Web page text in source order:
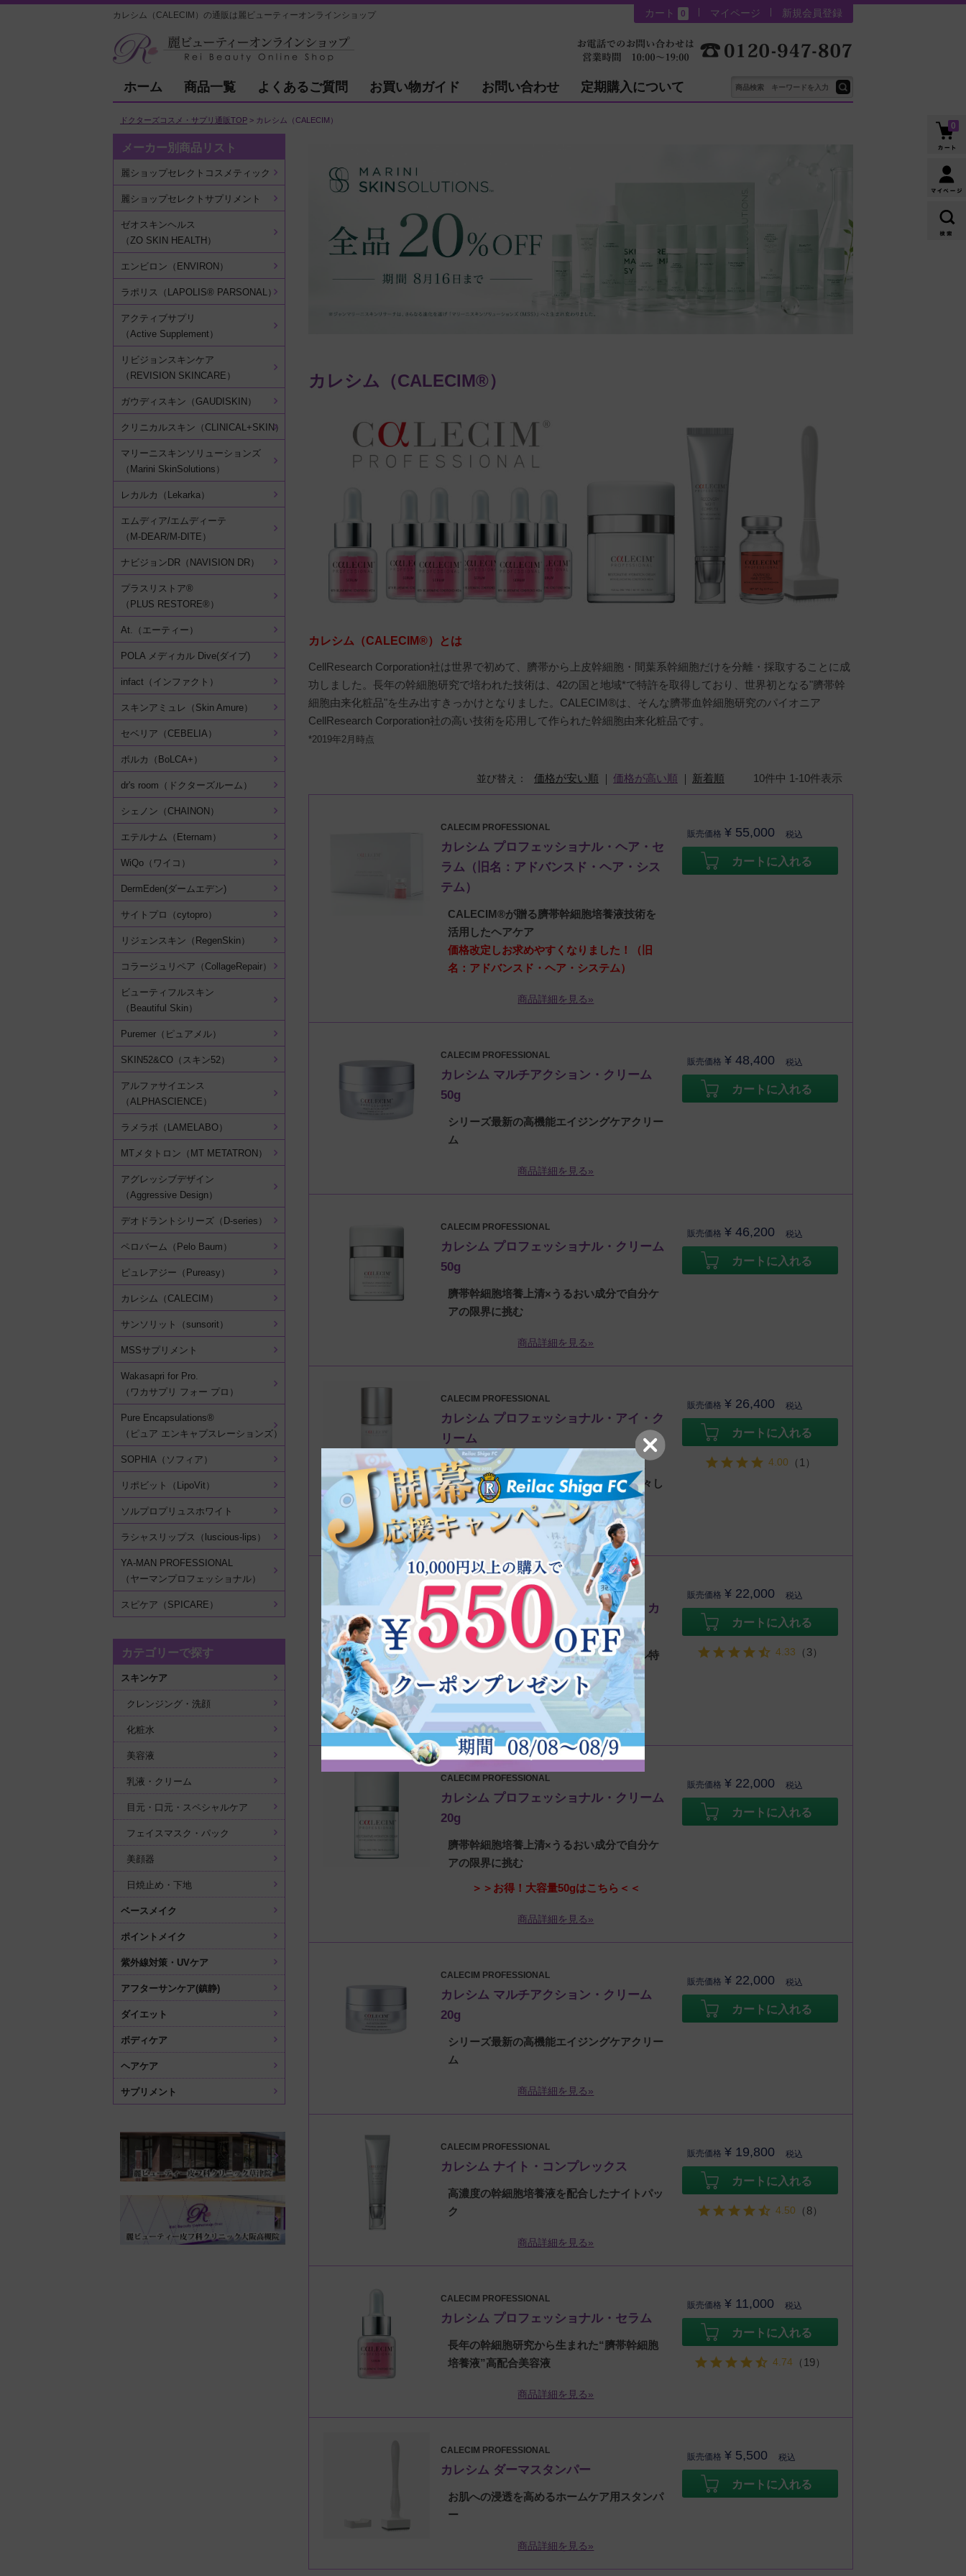
カレシム（CALECIM）の通販は麗ビューティーオンラインショップ カート 0 マイページ 新規会員登録
ホーム 商品一覧 よくあるご質問 お買い物ガイド お問い合わせ 定期購入について
ドクターズコスメ・サプリ通販TOP カレシム（CALECIM）
カレシム（CALECIM®）
カレシム（CALECIM®）とは
CellResearch Corporation社は世界で初めて、臍帯から上皮幹細胞・間葉系幹細胞だけを分離・採取することに成
功しました。長年の幹細胞研究で培われた技術は、42の国と地域*で特許を取得しており、世界初となる"臍帯幹
細胞由来化粧品"を生み出すきっかけとなりました。CALECIM®は、そんな臍帯血幹細胞研究のパイオニア
CellResearch Corporation社の高い技術を応用して作られた幹細胞由来化粧品です。
*2019年2月時点
並び替え 価格が安い順 価格が高い順 新着順 10件中 1 -10件表示
CALECIM PROFESSIONAL
カレシム プロフェッショナル・ヘア・セ
ラム（旧名：アドバンスド・ヘア・シス
テム）
CALECIM®が贈る臍帯幹細胞培養液技術を
活用したヘアケア
価格改定しお求めやすくなりました！（旧
名：アドバンスド・ヘア・システム）
商品詳細を見る»
販売価格 ¥ 55,000 税込
カートに入れる
CALECIM PROFESSIONAL
カレシム マルチアクション・クリーム
50g
シリーズ最新の高機能エイジングケアクリー
ム
商品詳細を見る»
販売価格 ¥ 48,400 税込
カートに入れる
CALECIM PROFESSIONAL
カレシム プロフェッショナル・クリーム
50g
臍帯幹細胞培養上清×うるおい成分で自分ケ
アの限界に挑む
商品詳細を見る»
販売価格 ¥ 46,200 税込
カートに入れる
CALECIM PROFESSIONAL
カレシム プロフェッショナル・アイ・ク
リーム
CALECIM®待望のポイントケアアイテム
臍帯幹細胞培養上清のチカラで明るく若々し
い目元へ
商品詳細を見る»
販売価格 ¥ 26,400 税込
カートに入れる
4.00 （1）
CALECIM PROFESSIONAL
【数量限定】カレシム アフターUV リカ
バリーセット
CALECIMのスキンケア製品のミニボトル特
典付きのお得なセット
容量換算で約14,674円(税込)お得！
商品詳細を見る»
販売価格 ¥ 22,000 税込
カートに入れる
4.33 （3）
CALECIM PROFESSIONAL
カレシム プロフェッショナル・クリーム
20g
臍帯幹細胞培養上清×うるおい成分で自分ケ
アの限界に挑む
＞＞お得！大容量50gはこちら＜＜
商品詳細を見る»
販売価格 ¥ 22,000 税込
カートに入れる
CALECIM PROFESSIONAL
カレシム マルチアクション・クリーム
20g
シリーズ最新の高機能エイジングケアクリー
ム
商品詳細を見る»
販売価格 ¥ 22,000 税込
カートに入れる
CALECIM PROFESSIONAL
カレシム ナイト・コンプレックス
高濃度の幹細胞培養液を配合したナイトパッ
ク
商品詳細を見る»
販売価格 ¥ 19,800 税込
カートに入れる
4.50 （8）
CALECIM PROFESSIONAL
カレシム プロフェッショナル・セラム
長年の幹細胞研究から生まれた“臍帯幹細胞
培養液”高配合美容液
商品詳細を見る»
販売価格 ¥ 11,000 税込
カートに入れる
4.74 （19）
CALECIM PROFESSIONAL
カレシム ダーマスタンパー
お肌への浸透を高めるホームケア用スタンパ
ー
商品詳細を見る»
販売価格 ¥ 5,500 税込
カートに入れる
0
メーカー別商品リスト
麗ショップセレクトコスメティック
麗ショップセレクトサプリメント
ゼオスキンヘルス
（ZO SKIN HEALTH）
エンビロン（ENVIRON）
ラポリス（LAPOLIS® PARSONAL）
アクティブサプリ
（Active Supplement）
リビジョンスキンケア
（REVISION SKINCARE）
ガウディスキン（GAUDISKIN）
クリニカルスキン（CLINICAL+SKIN）
マリーニスキンソリューションズ
（Marini SkinSolutions）
レカルカ（Lekarka）
エムディア/エムディーテ
（M-DEAR/M-DITE）
ナビジョンDR（NAVISION DR）
プラスリストア®
（PLUS RESTORE®）
At.（エーティー）
POLA メディカル Dive(ダイブ)
infact（インファクト）
スキンアミュレ（Skin Amure）
セベリア（CEBELIA）
ボルカ（BoLCA+）
dr's room（ドクターズルーム）
シェノン（CHAINON）
エテルナム（Eternam）
WiQo（ワイコ）
DermEden(ダームエデン)
サイトプロ（cytopro）
リジェンスキン（RegenSkin）
コラージュリペア（CollageRepair）
ビューティフルスキン
（Beautiful Skin）
Puremer（ピュアメル）
SKIN52&CO（スキン52）
アルファサイエンス
（ALPHASCIENCE）
ラメラボ（LAMELABO）
MTメタトロン（MT METATRON）
アグレッシブデザイン
（Aggressive Design）
デオドラントシリーズ（D-series）
ペロバーム（Pelo Baum）
ピュレアジー（Pureasy）
カレシム（CALECIM）
サンソリット（sunsorit）
MSSサプリメント
Wakasapri for Pro.
（ワカサプリ フォー プロ）
Pure Encapsulations®
（ピュア エンキャプスレーションズ）
SOPHIA（ソフィア）
リポビット（LipoVit）
ソルプロプリュスホワイト
ラシャスリップス（luscious-lips）
YA-MAN PROFESSIONAL
（ヤーマンプロフェッショナル）
スピケア（SPICARE）
カテゴリーで探す
スキンケア
クレンジング・洗顔
化粧水
美容液
乳液・クリーム
目元・口元・スペシャルケア
フェイスマスク・パック
美顔器
日焼止め・下地
ベースメイク
ポイントメイク
紫外線対策・UVケア
アフターサンケア(鎮静)
ダイエット
ボディケア
ヘアケア
サプリメント